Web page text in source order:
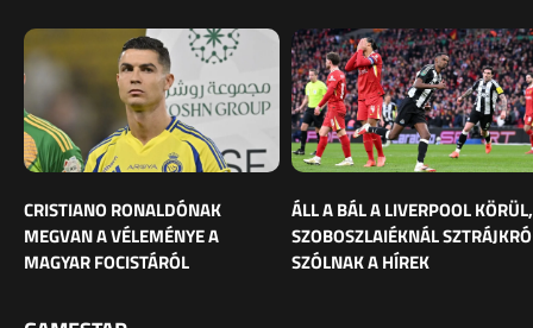
CRISTIANO RONALDÓNAK
MEGVAN A VÉLEMÉNYE A
MAGYAR FOCISTÁRÓL
ÁLL A BÁL A LIVERPOOL KÖRÜL,
SZOBOSZLAIÉKNÁL
SZÓLNAK A HÍREK